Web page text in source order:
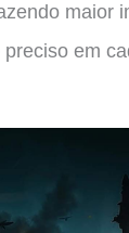
maior
em